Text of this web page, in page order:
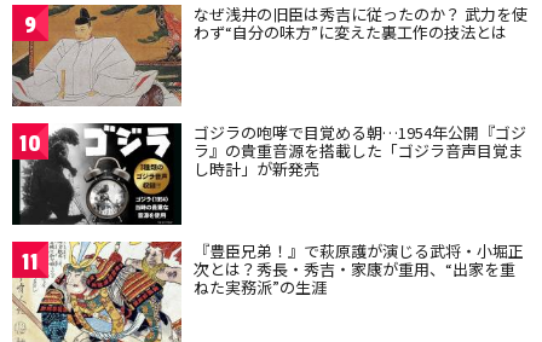
9 なぜ浅井の旧臣は秀吉に従ったのか？ 武力を使
わず“自分の味方”に変えた裏工作の技法とは
10 ゴジラの咆哮で目覚める朝…1954年公開『ゴジ
ラ』の貴重音源を搭載した「ゴジラ音声目覚ま
し時計」が新発売
11 『豊臣兄弟！』で萩原護が演じる武将・小堀正
次とは？秀長・秀吉・家康が重用、“出家を重
ねた実務派”の生涯